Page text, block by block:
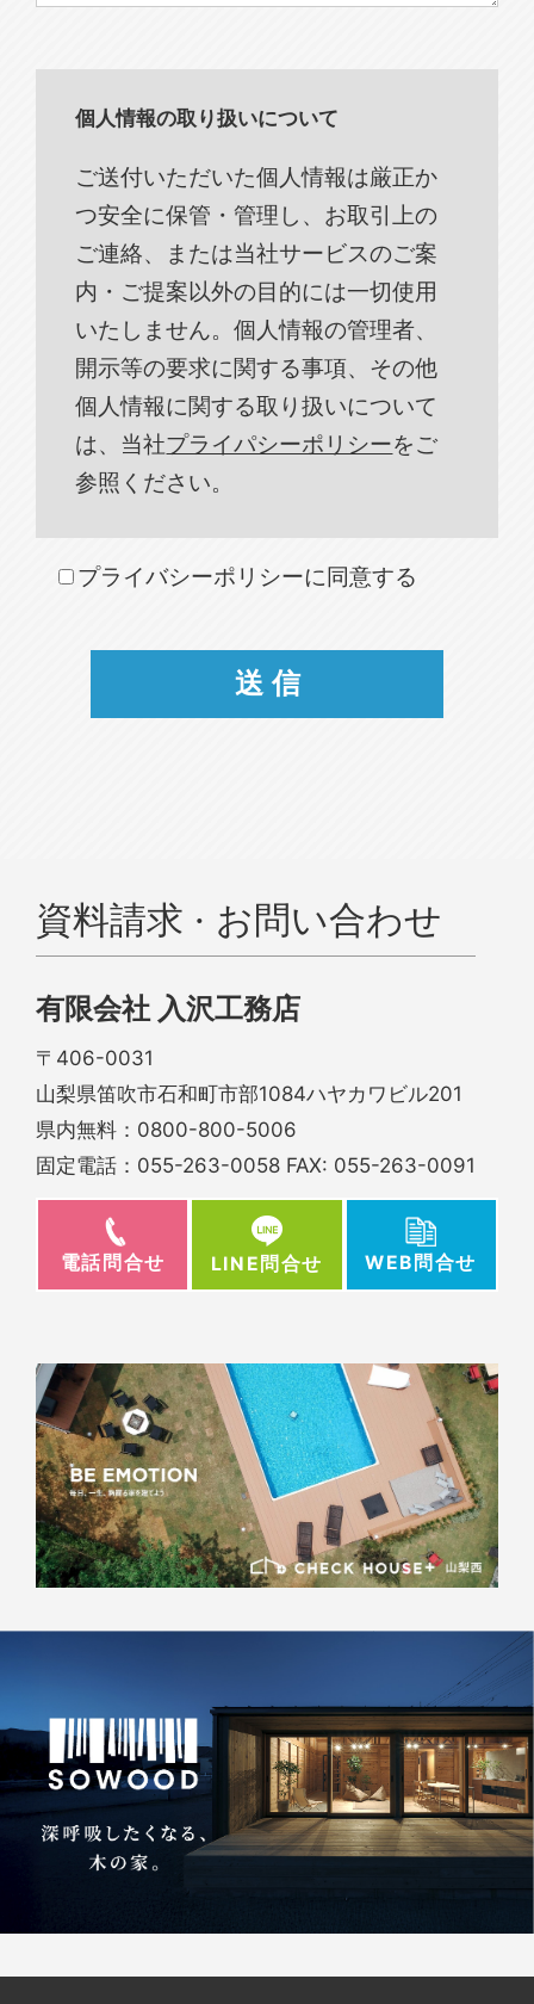
個人情報の取り扱いについて
ご送付いただいた個人情報は厳正か
つ安全に保管・管理し、お取引上の
ご連絡、または当社サービスのご案
内・ご提案以外の目的には一切使用
いたしません。個人情報の管理者、
開示等の要求に関する事項、その他
個人情報に関する取り扱いについて
は、当社プライパシーポリシーをご
参照ください。
プライバシーポリシーに同意する
資料請求 · お問い合わせ
有限会社 入沢工務店
〒406-0031
山梨県笛吹市石和町市部1084ハヤカワビル201
県内無料： 0800-800-5006
固定電話： 055-263-0058 FAX: 055-263-0091
電話問合せ LINE問合せ WEB問合せ